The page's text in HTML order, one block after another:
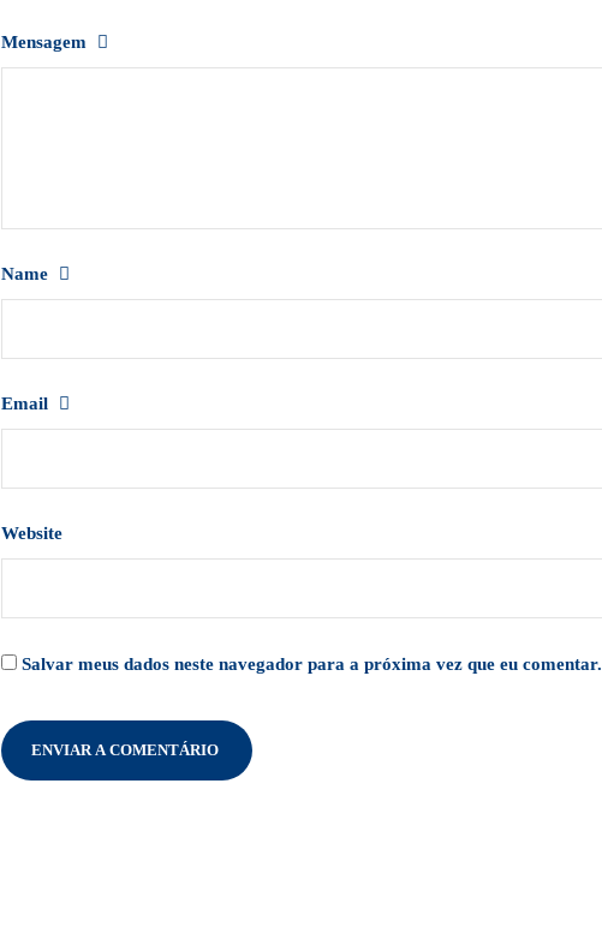
Mensagem
Name
Email
Website
Salvar meus dados neste navegador para a próxima vez que eu comentar.